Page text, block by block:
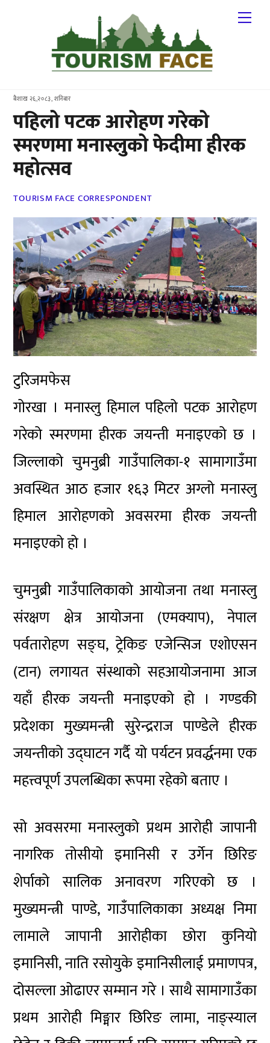
बैशाख २६,२०८३, शनिबार
पहिलो पटक आरोहण गरेको
स्मरणमा मनास्लुको फेदीमा हीरक
महोत्सव
TOURISM FACE CORRESPONDENT
टुरिजमफेस
गोरखा । मनास्लु हिमाल पहिलो पटक आरोहण
गरेको स्मरणमा हीरक जयन्ती मनाइएको छ ।
जिल्लाको चुमनुब्री गाउँपालिका-१ सामागाउँमा
अवस्थित आठ हजार १६३ मिटर अग्लो मनास्लु
हिमाल आरोहणको अवसरमा हीरक जयन्ती
मनाइएको हो ।
चुमनुब्री गाउँपालिकाको आयोजना तथा मनास्लु
संरक्षण क्षेत्र आयोजना (एमक्याप), नेपाल
पर्वतारोहण सङ्घ, ट्रेकिङ एजेन्सिज एशोएसन
(टान) लगायत संस्थाको सहआयोजनामा आज
यहाँ हीरक जयन्ती मनाइएको हो । गण्डकी
प्रदेशका मुख्यमन्त्री सुरेन्द्रराज पाण्डेले हीरक
जयन्तीको उद्घाटन गर्दै यो पर्यटन प्रवर्द्धनमा एक
महत्त्वपूर्ण उपलब्धिका रूपमा रहेको बताए ।
सो अवसरमा मनास्लुको प्रथम आरोही जापानी
नागरिक तोसीयो इमानिसी र उर्गेन छिरिङ
शेर्पाको सालिक अनावरण गरिएको छ ।
मुख्यमन्त्री पाण्डे, गाउँपालिकाका अध्यक्ष निमा
लामाले जापानी आरोहीका छोरा कुनियो
इमानिसी, नाति रसोयुके इमानिसीलाई प्रमाणपत्र,
दोसल्ला ओढाएर सम्मान गरे । साथै सामागाउँका
प्रथम आरोही मिङ्मार छिरिङ लामा, नाङ्स्याल